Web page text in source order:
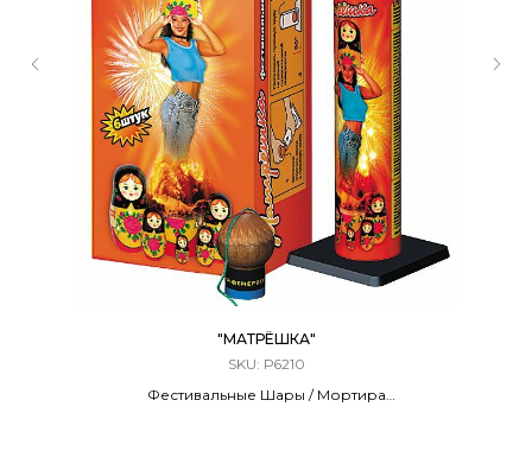
"МАТРЁШКА"
SKU: Р6210
Фестивальные Шары / Мортира